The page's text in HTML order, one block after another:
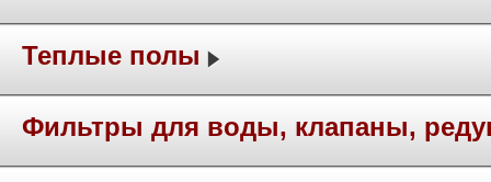
Теплые полы
Фильтры для воды, клапаны,